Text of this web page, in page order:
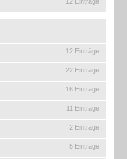
12 Einträge
22 Einträge
16 Einträge
11 Einträge
2 Einträge
5 Einträge